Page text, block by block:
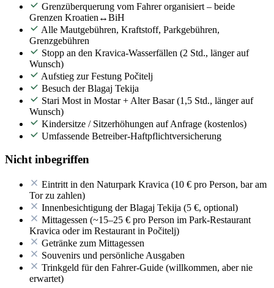
Grenzüberquerung vom Fahrer organisiert – beide
Grenzen Kroatien↔BiH
Alle Mautgebühren, Kraftstoff, Parkgebühren,
Grenzgebühren
Stopp an den Kravica-Wasserfällen (2 Std., länger auf
Wunsch)
Aufstieg zur Festung Počitelj
Besuch der Blagaj Tekija
Stari Most in Mostar + Alter Basar (1,5 Std., länger auf
Wunsch)
Kindersitze / Sitzerhöhungen auf Anfrage (kostenlos)
Umfassende Betreiber-Haftpflichtversicherung
Nicht inbegriffen
Eintritt in den Naturpark Kravica (10 € pro Person, bar am
Tor zu zahlen)
Innenbesichtigung der Blagaj Tekija (5 €, optional)
Mittagessen (~15–25 € pro Person im Park-Restaurant
Kravica oder im Restaurant in Počitelj)
Getränke zum Mittagessen
Souvenirs und persönliche Ausgaben
Trinkgeld für den Fahrer-Guide (willkommen, aber nie
erwartet)